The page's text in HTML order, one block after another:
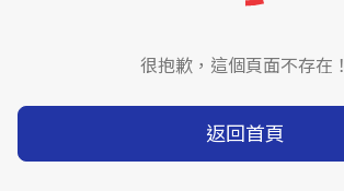
很抱歉，這個頁面不存在！
返回首頁